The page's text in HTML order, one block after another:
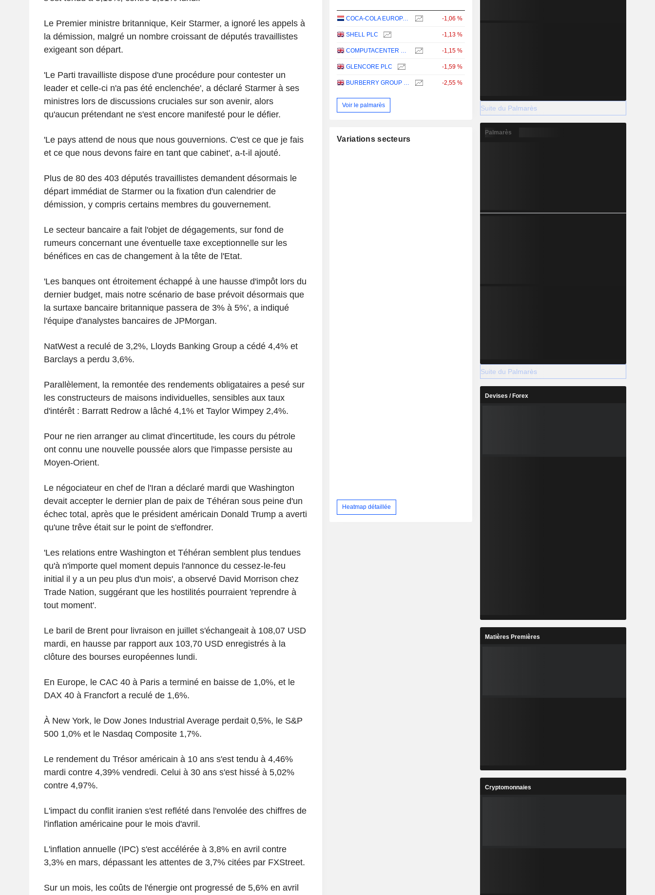
Le Premier ministre britannique, Keir Starmer, a ignoré les appels à
la démission, malgré un nombre croissant de députés travaillistes
exigeant son départ.
'Le Parti travailliste dispose d'une procédure pour contester un
leader et celle-ci n'a pas été enclenchée', a déclaré Starmer à ses
ministres lors de discussions cruciales sur son avenir, alors
qu'aucun prétendant ne s'est encore manifesté pour le défier.
'Le pays attend de nous que nous gouvernions. C'est ce que je fais
et ce que nous devons faire en tant que cabinet', a-t-il ajouté.
Plus de 80 des 403 députés travaillistes demandent désormais le
départ immédiat de Starmer ou la fixation d'un calendrier de
démission, y compris certains membres du gouvernement.
Le secteur bancaire a fait l'objet de dégagements, sur fond de
rumeurs concernant une éventuelle taxe exceptionnelle sur les
bénéfices en cas de changement à la tête de l'Etat.
'Les banques ont étroitement échappé à une hausse d'impôt lors du
dernier budget, mais notre scénario de base prévoit désormais que
la surtaxe bancaire britannique passera de 3% à 5%', a indiqué
l'équipe d'analystes bancaires de JPMorgan.
NatWest a reculé de 3,2%, Lloyds Banking Group a cédé 4,4% et
Barclays a perdu 3,6%.
Parallèlement, la remontée des rendements obligataires a pesé sur
les constructeurs de maisons individuelles, sensibles aux taux
d'intérêt : Barratt Redrow a lâché 4,1% et Taylor Wimpey 2,4%.
Pour ne rien arranger au climat d'incertitude, les cours du pétrole
ont connu une nouvelle poussée alors que l'impasse persiste au
Moyen-Orient.
Le négociateur en chef de l'Iran a déclaré mardi que Washington
devait accepter le dernier plan de paix de Téhéran sous peine d'un
échec total, après que le président américain Donald Trump a averti
qu'une trêve était sur le point de s'effondrer.
'Les relations entre Washington et Téhéran semblent plus tendues
qu'à n'importe quel moment depuis l'annonce du cessez-le-feu
initial il y a un peu plus d'un mois', a observé David Morrison chez
Trade Nation, suggérant que les hostilités pourraient 'reprendre à
tout moment'.
Le baril de Brent pour livraison en juillet s'échangeait à 108,07 USD
mardi, en hausse par rapport aux 103,70 USD enregistrés à la
clôture des bourses européennes lundi.
En Europe, le CAC 40 à Paris a terminé en baisse de 1,0%, et le
DAX 40 à Francfort a reculé de 1,6%.
À New York, le Dow Jones Industrial Average perdait 0,5%, le S&P
500 1,0% et le Nasdaq Composite 1,7%.
Le rendement du Trésor américain à 10 ans s'est tendu à 4,46%
mardi contre 4,39% vendredi. Celui à 30 ans s'est hissé à 5,02%
contre 4,97%.
L'impact du conflit iranien s'est reflété dans l'envolée des chiffres de
l'inflation américaine pour le mois d'avril.
L'inflation annuelle (IPC) s'est accélérée à 3,8% en avril contre
3,3% en mars, dépassant les attentes de 3,7% citées par FXStreet.
Sur un mois, les coûts de l'énergie ont progressé de 5,6% en avril
COCA-COLA EUROPACIFIC PARTNERS PLC -1,06 %
SHELL PLC -1,13 %
COMPUTACENTER PLC -1,15 %
GLENCORE PLC -1,59 %
BURBERRY GROUP PLC -2,55 %
Voir le palmarès
Variations secteurs
Heatmap détaillée
Suite du Palmarès
Palmarès
Suite du Palmarès
Devises / Forex
Matières Premières
Cryptomonnaies